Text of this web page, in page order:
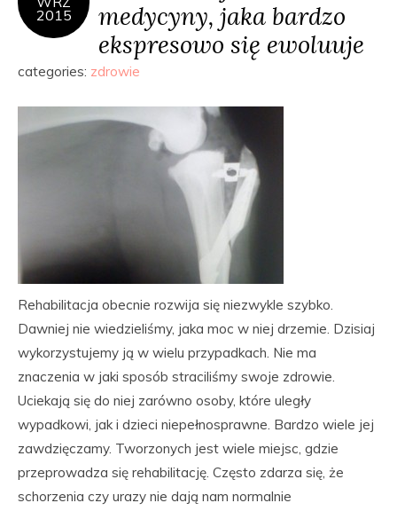
2015
medycyny, jaka bardzo
ekspresowo się ewoluuje
categories: zdrowie
Rehabilitacja obecnie rozwija się niezwykle szybko.
Dawniej nie wiedzieliśmy, jaka moc w niej drzemie. Dzisiaj
wykorzystujemy ją w wielu przypadkach. Nie ma
znaczenia w jaki sposób straciliśmy swoje zdrowie.
Uciekają się do niej zarówno osoby, które uległy
wypadkowi, jak i dzieci niepełnosprawne. Bardzo wiele jej
zawdzięczamy. Tworzonych jest wiele miejsc, gdzie
przeprowadza się rehabilitację. Często zdarza się, że
schorzenia czy urazy nie dają nam normalnie